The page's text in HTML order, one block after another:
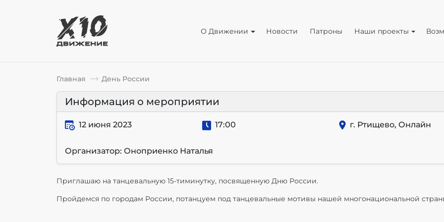
О Движении Новости Патроны Наши проекты
Главная День России
Информация о мероприятии
12 июня 2023 17:00 г. Ртищево, Онлайн
Организатор: Оноприенко Наталья
Приглашаю на танцевальную 15-тиминутку, посвященную Дню России.
Пройдемся по городам России, потанцуем под танцевальные мотивы нашей многонациональной